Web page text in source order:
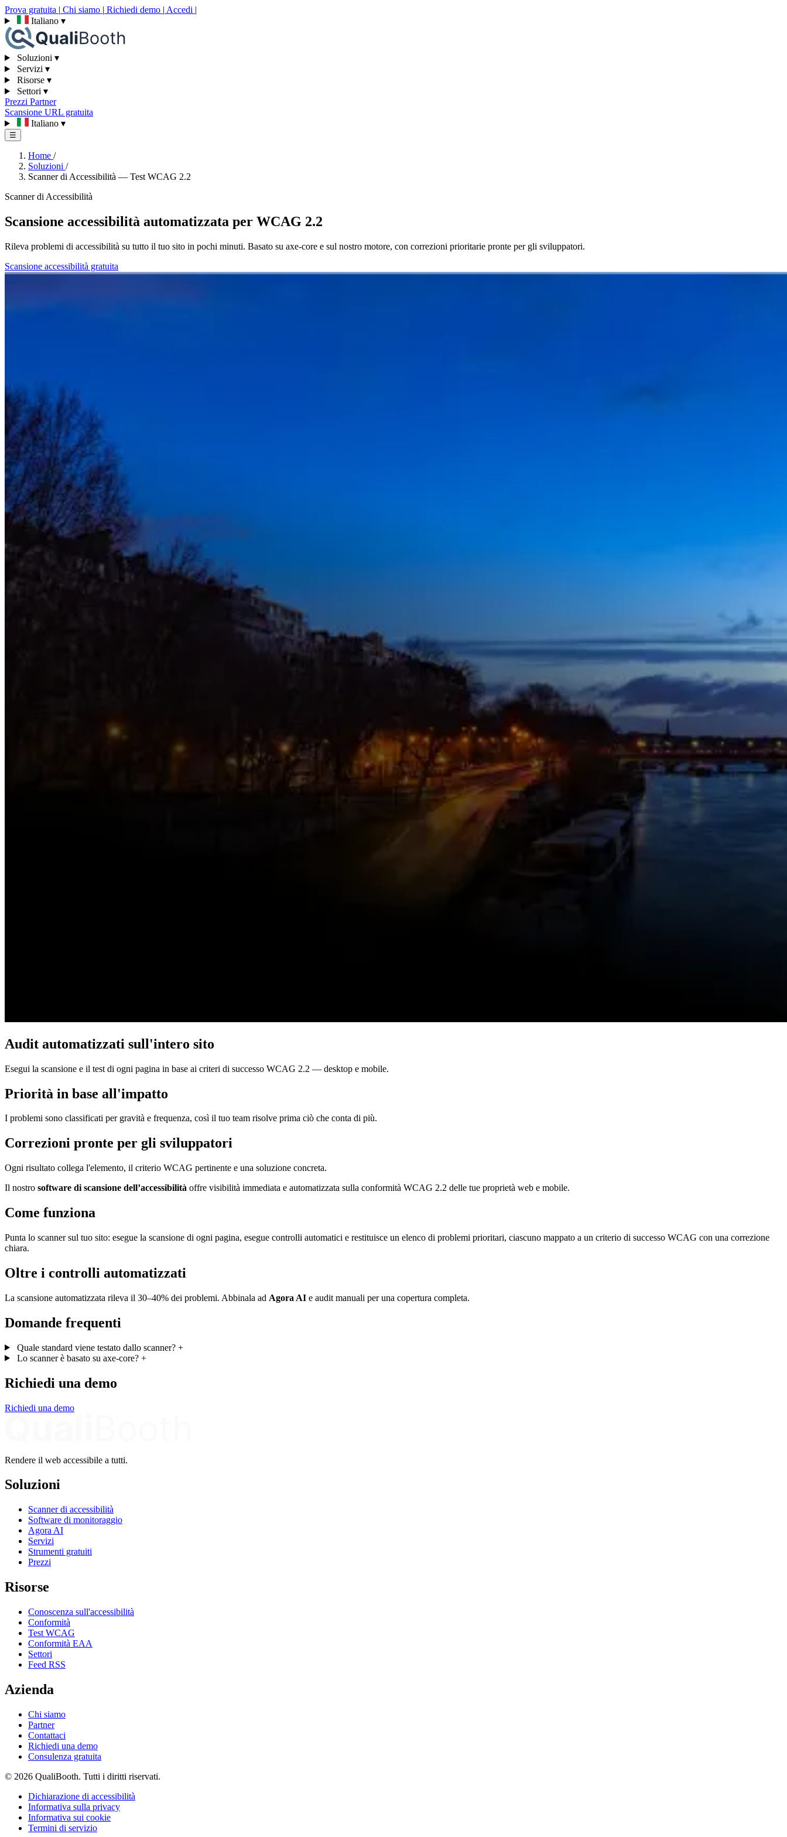
Prova gratuita | Chi siamo | Richiedi demo | Accedi |
Italiano ▾
Soluzioni ▾
Servizi ▾
Risorse ▾
Settori ▾
Prezzi Partner
Scansione URL gratuita
Italiano ▾
☰
Home /
Soluzioni /
Scanner di Accessibilità — Test WCAG 2.2
Scanner di Accessibilità
Scansione accessibilità automatizzata per WCAG 2.2
Rileva problemi di accessibilità su tutto il tuo sito in pochi minuti. Basato su axe-core e sul nostro motore, con correzioni prioritarie pronte per gli sviluppatori.
Scansione accessibilità gratuita
Audit automatizzati sull'intero sito
Esegui la scansione e il test di ogni pagina in base ai criteri di successo WCAG 2.2 — desktop e mobile.
Priorità in base all'impatto
I problemi sono classificati per gravità e frequenza, così il tuo team risolve prima ciò che conta di più.
Correzioni pronte per gli sviluppatori
Ogni risultato collega l'elemento, il criterio WCAG pertinente e una soluzione concreta.
Il nostro software di scansione dell’accessibilità offre visibilità immediata e automatizzata sulla conformità WCAG 2.2 delle tue proprietà web e mobile.
Come funziona
Punta lo scanner sul tuo sito: esegue la scansione di ogni pagina, esegue controlli automatici e restituisce un elenco di problemi prioritari, ciascuno mappato a un criterio di successo WCAG con una correzione
chiara.
Oltre i controlli automatizzati
La scansione automatizzata rileva il 30–40% dei problemi. Abbinala ad Agora AI e audit manuali per una copertura completa.
Domande frequenti
Quale standard viene testato dallo scanner? +
Lo scanner è basato su axe-core? +
Richiedi una demo
Richiedi una demo
Rendere il web accessibile a tutti.
Soluzioni
Scanner di accessibilità
Software di monitoraggio
Agora AI
Servizi
Strumenti gratuiti
Prezzi
Risorse
Conoscenza sull'accessibilità
Conformità
Test WCAG
Conformità EAA
Settori
Feed RSS
Azienda
Chi siamo
Partner
Contattaci
Richiedi una demo
Consulenza gratuita
© 2026 QualiBooth. Tutti i diritti riservati.
Dichiarazione di accessibilità
Informativa sulla privacy
Informativa sui cookie
Termini di servizio